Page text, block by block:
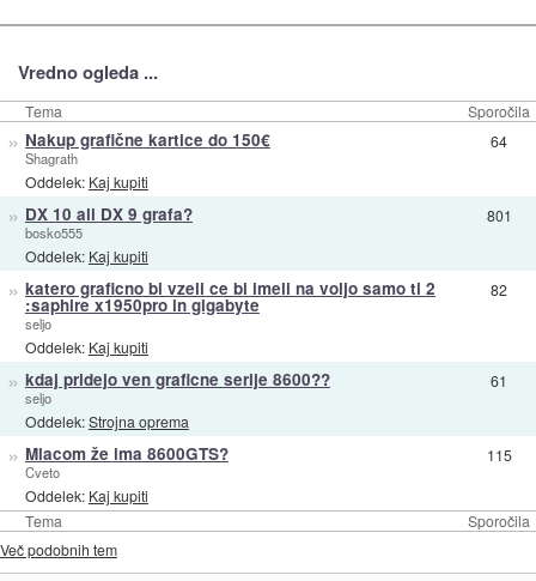
Vredno ogleda ...
Tema Sporočila
Tema Sporočila
» Nakup grafične kartice do 150€
Shagrath
Oddelek: Kaj kupiti
64
» DX 10 ali DX 9 grafa?
bosko555
Oddelek: Kaj kupiti
801
» katero graficno bi vzeli ce bi imeli na voljo samo ti 2
:saphire x1950pro in gigabyte
seljo
Oddelek: Kaj kupiti
82
» kdaj pridejo ven graficne serije 8600??
seljo
Oddelek:Strojna oprema
61
» Mlacom že ima 8600GTS?
Cveto
Oddelek: Kaj kupiti
115
Več podobnih tem